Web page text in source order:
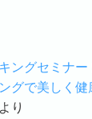
ングセミナー
グで美しく健
より